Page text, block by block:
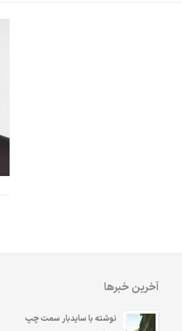
آخرین خبرها
نوشته با سایدبار سمت چپ